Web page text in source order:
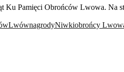
Pamięci Obrońców Lwowa. Na
LwównagrodyNiwkiobrońcy